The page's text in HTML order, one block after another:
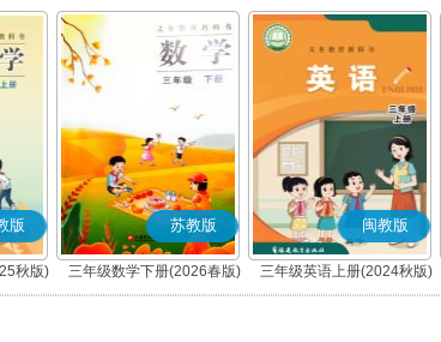
版
秋版)
苏教版
三年级数学下册(2026春版)
闽教版
三年级英语上册(2024秋版)